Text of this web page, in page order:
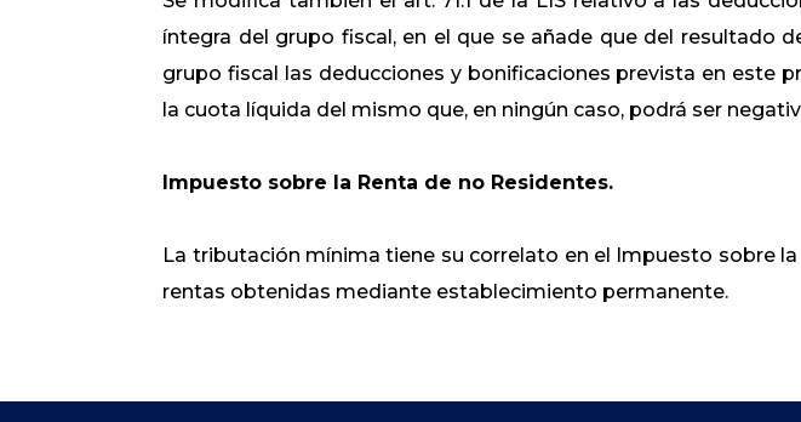
íntegra del grupo fiscal, en el que se añade que del resultado
grupo fiscal las deducciones y bonificaciones prevista en este
la cuota líquida del mismo que, en ningún caso, podrá ser
Impuesto sobre la Renta de no Residentes.
La tributación mínima tiene su correlato en el Impuesto sobre
rentas obtenidas mediante establecimiento permanente.